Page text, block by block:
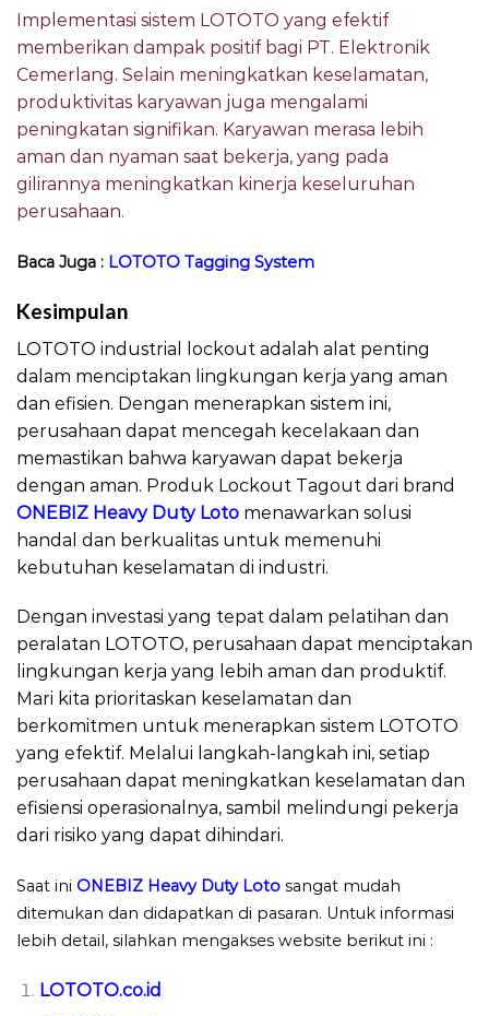
Implementasi sistem LOTOTO yang efektif
memberikan dampak positif bagi PT. Elektronik
Cemerlang. Selain meningkatkan keselamatan,
produktivitas karyawan juga mengalami
peningkatan signifikan. Karyawan merasa lebih
aman dan nyaman saat bekerja, yang pada
gilirannya meningkatkan kinerja keseluruhan
perusahaan.
Baca Juga : LOTOTO Tagging System
Kesimpulan
LOTOTO industrial lockout adalah alat penting
dalam menciptakan lingkungan kerja yang aman
dan efisien. Dengan menerapkan sistem ini,
perusahaan dapat mencegah kecelakaan dan
memastikan bahwa karyawan dapat bekerja
dengan aman. Produk Lockout Tagout dari brand
ONEBIZ Heavy Duty Loto menawarkan solusi
handal dan berkualitas untuk memenuhi
kebutuhan keselamatan di industri.
Dengan investasi yang tepat dalam pelatihan dan
peralatan LOTOTO, perusahaan dapat menciptakan
lingkungan kerja yang lebih aman dan produktif.
Mari kita prioritaskan keselamatan dan
berkomitmen untuk menerapkan sistem LOTOTO
yang efektif. Melalui langkah-langkah ini, setiap
perusahaan dapat meningkatkan keselamatan dan
efisiensi operasionalnya, sambil melindungi pekerja
dari risiko yang dapat dihindari.
Saat ini ONEBIZ Heavy Duty Loto sangat mudah
ditemukan dan didapatkan di pasaran. Untuk informasi
lebih detail, silahkan mengakses website berikut ini :
LOTOTO.co.id